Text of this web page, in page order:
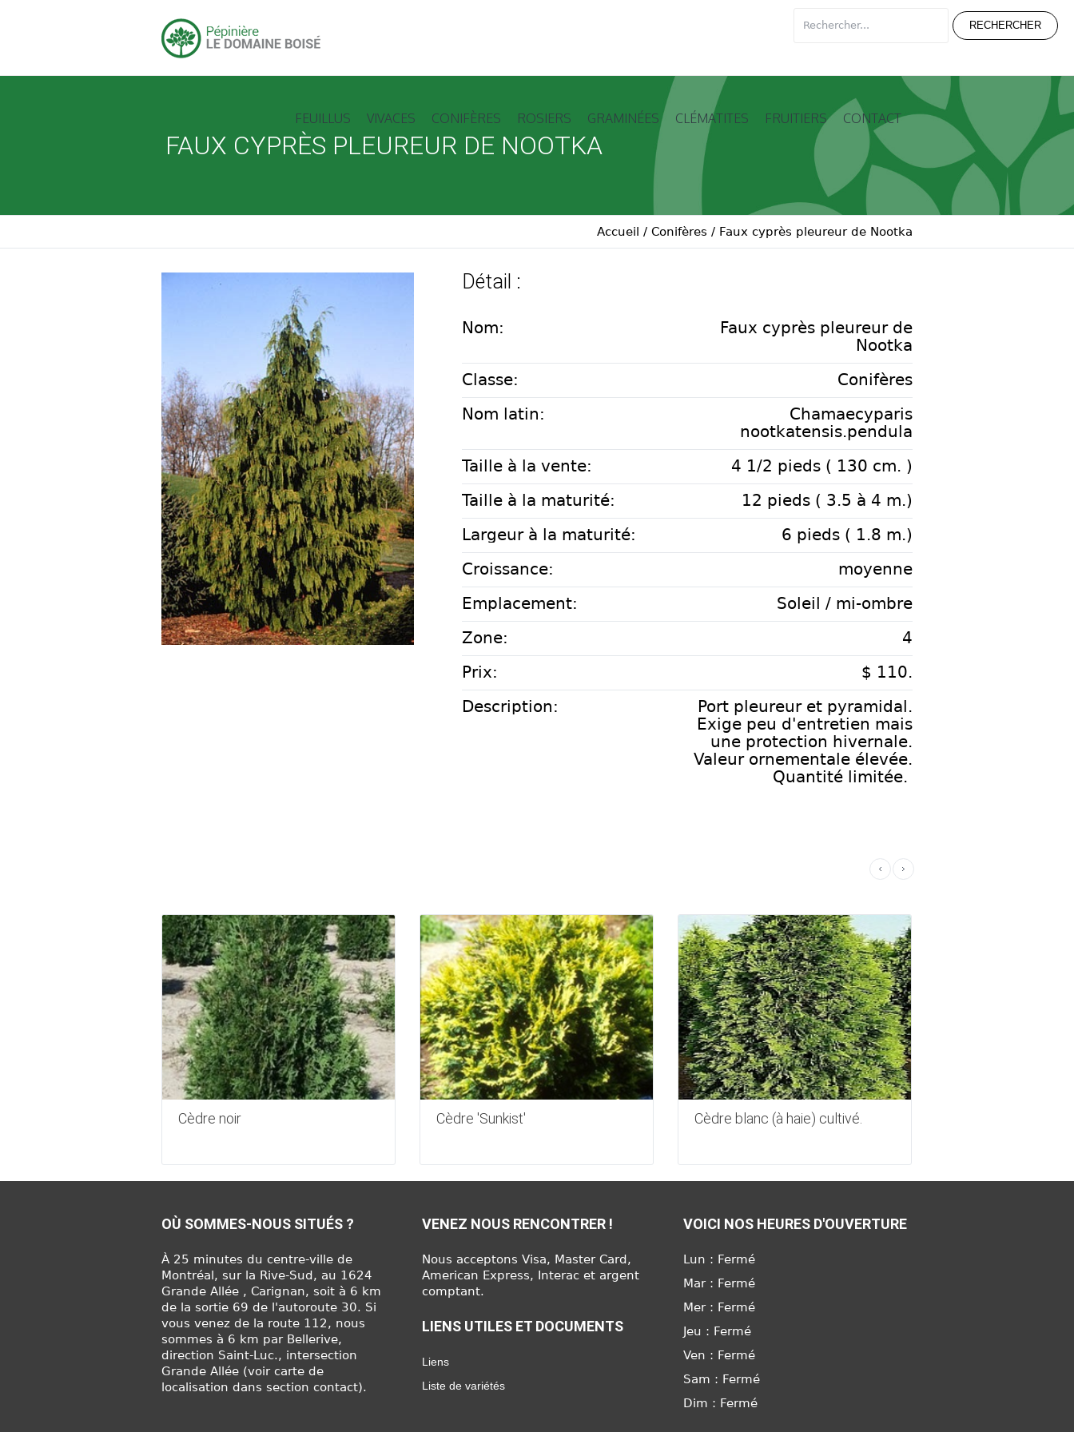
FEUILLUS VIVACES CONIFÈRES ROSIERS GRAMINÉES CLÉMATITES FRUITIERS CONTACT
FAUX CYPRÈS PLEUREUR DE NOOTKA
Accueil / Conifères / Faux cyprès pleureur de Nootka
Détail :
Nom:
Faux cyprès pleureur de
Nootka
Classe:
Conifères
Nom latin:
Chamaecyparis
nootkatensis.pendula
Taille à la vente:
4 1/2 pieds ( 130 cm. )
Taille à la maturité:
12 pieds ( 3.5 à 4 m.)
Largeur à la maturité:
6 pieds ( 1.8 m.)
Croissance:
moyenne
Emplacement:
Soleil / mi-ombre
Zone:
4
Prix:
$ 110.
Description:
Port pleureur et pyramidal.
Exige peu d'entretien mais
une protection hivernale.
Valeur ornementale élevée.
Quantité limitée.
Cèdre noir Cèdre 'Sunkist' Cèdre blanc (à haie) cultivé.
OÙ SOMMES-NOUS SITUÉS ?
À 25 minutes du centre-ville de
Montréal, sur la Rive-Sud, au 1624
Grande Allée , Carignan, soit à 6 km
de la sortie 69 de l'autoroute 30. Si
vous venez de la route 112, nous
sommes à 6 km par Bellerive,
direction Saint-Luc., intersection
Grande Allée (voir carte de
localisation dans section contact).
VENEZ NOUS RENCONTRER !
Nous acceptons Visa, Master Card,
American Express, Interac et argent
comptant.
LIENS UTILES ET DOCUMENTS
Liens
Liste de variétés
VOICI NOS HEURES D'OUVERTURE
Lun : Fermé
Mar : Fermé
Mer : Fermé
Jeu : Fermé
Ven : Fermé
Sam : Fermé
Dim : Fermé